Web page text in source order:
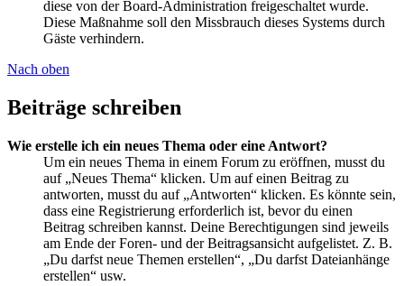
diese von der Board-Administration freigeschaltet wurde.
Diese Maßnahme soll den Missbrauch dieses Systems durch
Gäste verhindern.
Nach oben
Beiträge schreiben
Wie erstelle ich ein neues Thema oder eine Antwort?
Um ein neues Thema in einem Forum zu eröffnen, musst du
auf „Neues Thema“ klicken. Um auf einen Beitrag zu
antworten, musst du auf „Antworten“ klicken. Es könnte sein,
dass eine Registrierung erforderlich ist, bevor du einen
Beitrag schreiben kannst. Deine Berechtigungen sind jeweils
am Ende der Foren- und der Beitragsansicht aufgelistet. Z. B.
„Du darfst neue Themen erstellen“, „Du darfst Dateianhänge
erstellen“ usw.